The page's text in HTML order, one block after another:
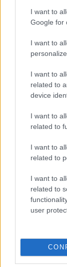
I want to
Google for
I want to
I want to
related to
device
I want to
related to
I want to
related to
I want to
related to
user
La Universidad
Tragedia
fallece
Un bombero de